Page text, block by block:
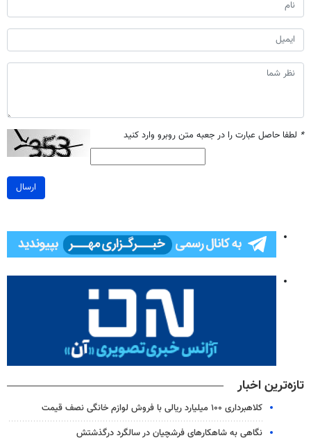
* لطفا حاصل عبارت را در جعبه متن روبرو وارد کنید
ارسال
تازه‌ترین اخبار
کلاهبرداری ۱۰۰ میلیارد ریالی با فروش لوازم خانگی نصف قیمت
نگاهی به شاهکارهای فرشچیان در سالگرد درگذشتش